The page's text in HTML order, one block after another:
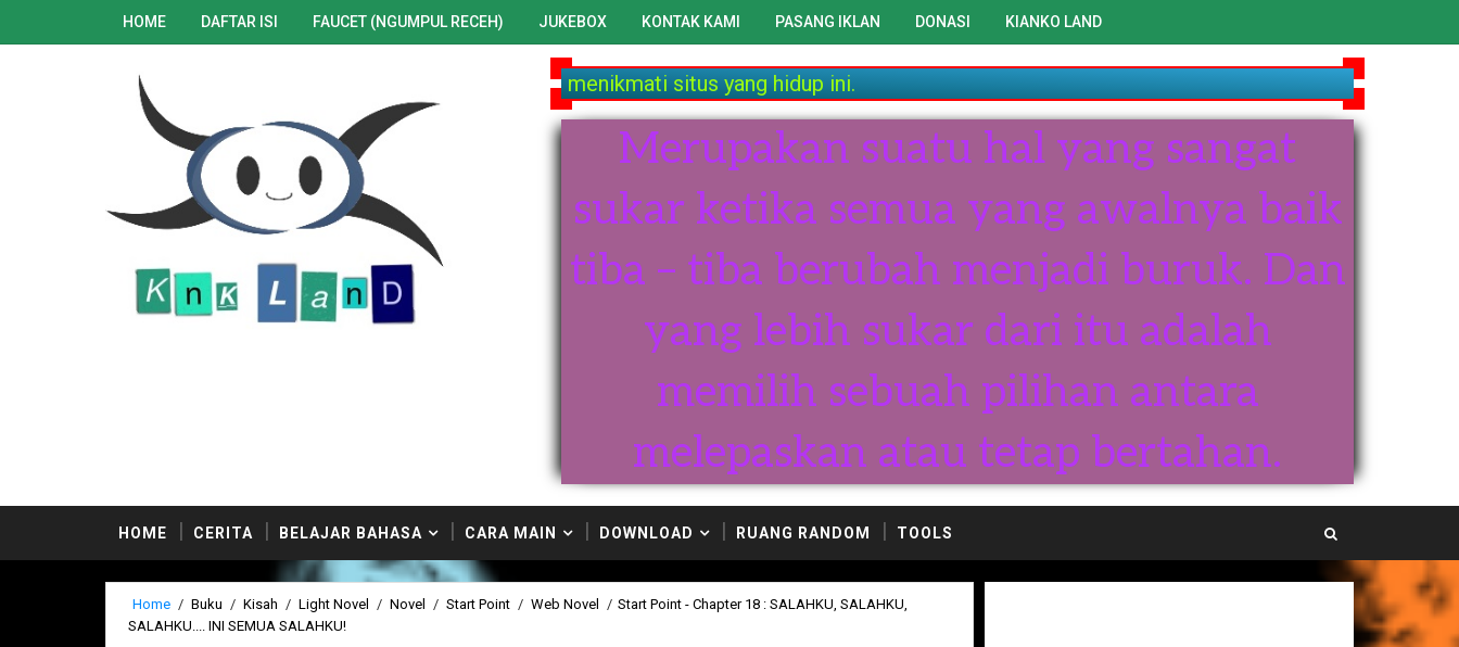
HOME DAFTAR ISI FAUCET (NGUMPUL RECEH) JUKEBOX KONTAK KAMI PASANG IKLAN DONASI KIANKO LAND
bersama kami. Disini kalian bisa menemukan ratusan postingan berbahaya dari penulis-penulis kami. Selamat menikmati situs yang hidup ini.
Merupakan suatu hal yang sangat
sukar ketika semua yang awalnya baik
tiba – tiba berubah menjadi buruk. Dan
yang lebih sukar dari itu adalah
memilih sebuah pilihan antara
melepaskan atau tetap bertahan.
HOME CERITA BELAJAR BAHASA CARA MAIN DOWNLOAD RUANG RANDOM TOOLS
Home / Buku / Kisah / Light Novel / Novel / Start Point / Web Novel / Start Point - Chapter 18 : SALAHKU, SALAHKU,
SALAHKU.... INI SEMUA SALAHKU!